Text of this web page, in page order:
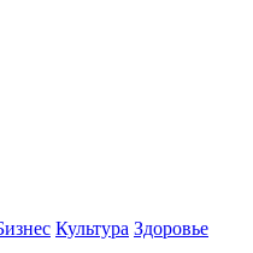
Культура Здоровье